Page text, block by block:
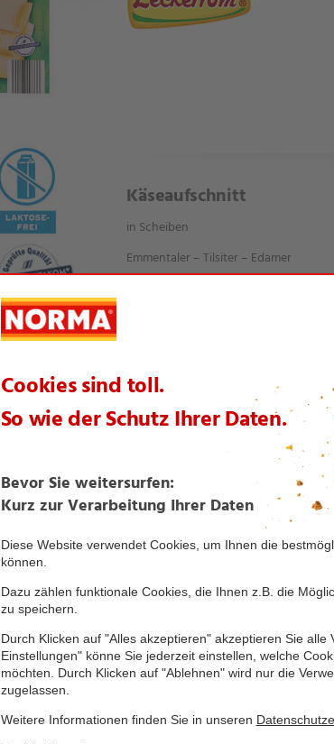
Käseaufschnitt
in Scheiben
Emmentaler – Tilsiter – Edamer
Artikel aus dieser
CREMISÉE/NIMM'S LEICHT
Ständig im Sortiment
Im Kühlregal
200-g-Packung
Im
100-g-